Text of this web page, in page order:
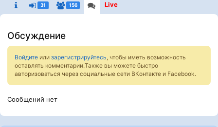
31 156 Live
Обсуждение
Войдите или зарегистрируйтесь, чтобы иметь возможность
оставлять комментарии.Также вы можете быстро
авторизоваться через социальные сети ВКонтакте и Facebook.
Сообщений нет